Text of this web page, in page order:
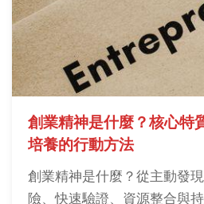
創業精神是什麼？核心特
培養的行動方法
創業精神是什麼？從主動發
險、快速驗證、資源整合與